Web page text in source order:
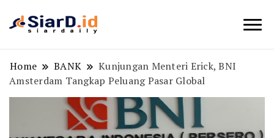
Home BANK
Kunjungan Menteri Erick, BNI
Amsterdam Tangkap Peluang Pasar Global